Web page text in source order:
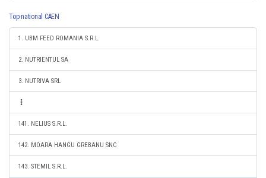
Top national CAEN
1. UBM FEED ROMANIA S.R.L.
2. NUTRIENTUL SA
3. NUTRIVA SRL
141. NELIUS S.R.L.
142. MOARA HANGU GREBANU SNC
143. STEMIL S.R.L.